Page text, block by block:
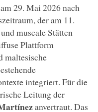
29. Mai 2026 nach
der am 11.
museale Stätten
Plattform
maltesische
integriert. Für die
Leitung der
anvertraut. Das